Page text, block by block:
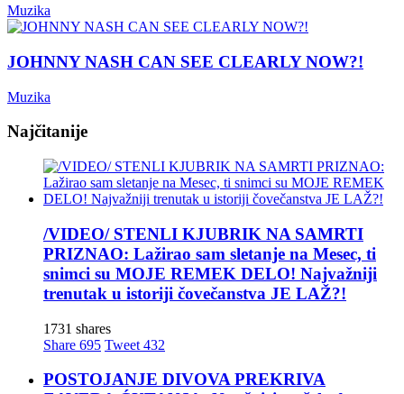
Muzika
JOHNNY NASH CAN SEE CLEARLY NOW?!
Muzika
Najčitanije
/VIDEO/ STENLI KJUBRIK NA SAMRTI
PRIZNAO: Lažirao sam sletanje na Mesec, ti
snimci su MOJE REMEK DELO! Najvažniji
trenutak u istoriji čovečanstva JE LAŽ?!
1731 shares
Share 695 Tweet 432
POSTOJANJE DIVOVA PREKRIVA